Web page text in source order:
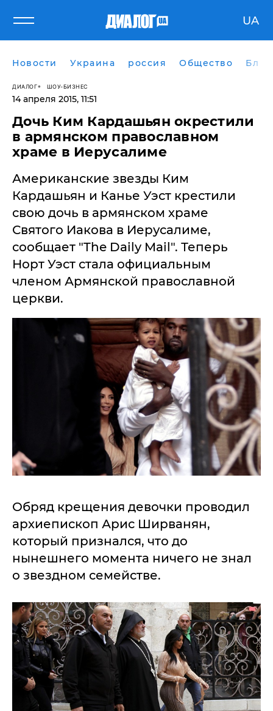
UA
Новости Украина россия Общество
ДИАЛОГ ШОУ-БИЗНЕС
14 апреля 2015, 11:51
Дочь Ким Кардашьян окрестили
в армянском православном
храме в Иерусалиме
Американские звезды Ким
Кардашьян и Канье Уэст крестили
свою дочь в армянском храме
Святого Иакова в Иерусалиме,
сообщает "The Daily Mail". Теперь
Норт Уэст стала официальным
членом Армянской православной
церкви.
Обряд крещения девочки проводил
архиепископ Арис Ширванян,
который признался, что до
нынешнего момента ничего не знал
о звездном семействе.